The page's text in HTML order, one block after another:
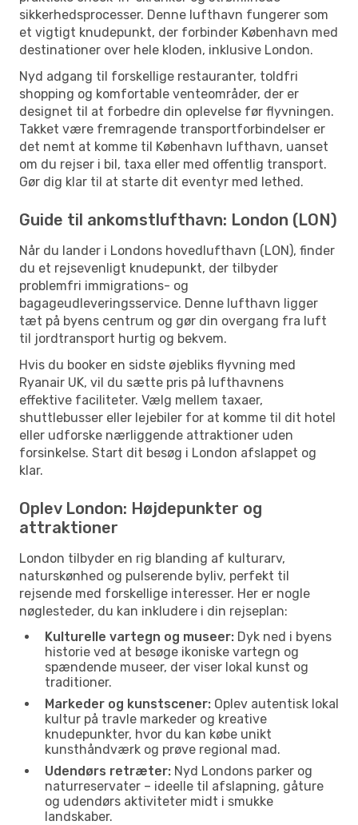
sikkerhedsprocesser. Denne lufthavn fungerer som
et vigtigt knudepunkt, der forbinder København med
destinationer over hele kloden, inklusive London.
Nyd adgang til forskellige restauranter, toldfri
shopping og komfortable venteområder, der er
designet til at forbedre din oplevelse før flyvningen.
Takket være fremragende transportforbindelser er
det nemt at komme til København lufthavn, uanset
om du rejser i bil, taxa eller med offentlig transport.
Gør dig klar til at starte dit eventyr med lethed.
Guide til ankomstlufthavn: London (LON)
Når du lander i Londons hovedlufthavn (LON), finder
du et rejsevenligt knudepunkt, der tilbyder
problemfri immigrations- og
bagageudleveringsservice. Denne lufthavn ligger
tæt på byens centrum og gør din overgang fra luft
til jordtransport hurtig og bekvem.
Hvis du booker en sidste øjebliks flyvning med
Ryanair UK, vil du sætte pris på lufthavnens
effektive faciliteter. Vælg mellem taxaer,
shuttlebusser eller lejebiler for at komme til dit hotel
eller udforske nærliggende attraktioner uden
forsinkelse. Start dit besøg i London afslappet og
klar.
Oplev London: Højdepunkter og
attraktioner
London tilbyder en rig blanding af kulturarv,
naturskønhed og pulserende byliv, perfekt til
rejsende med forskellige interesser. Her er nogle
nøglesteder, du kan inkludere i din rejseplan:
Kulturelle vartegn og museer: Dyk ned i byens
historie ved at besøge ikoniske vartegn og
spændende museer, der viser lokal kunst og
traditioner.
Markeder og kunstscener: Oplev autentisk lokal
kultur på travle markeder og kreative
knudepunkter, hvor du kan købe unikt
kunsthåndværk og prøve regional mad.
Udendørs retræter: Nyd Londons parker og
naturreservater – ideelle til afslapning, gåture
og udendørs aktiviteter midt i smukke
landskaber.